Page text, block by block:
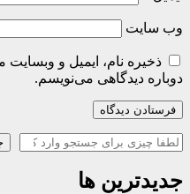
وب‌ سایت
ذخیره نام، ایمیل و
دوباره دیدگاهی می‌نویسم.
جستجو
جدیدترین ها